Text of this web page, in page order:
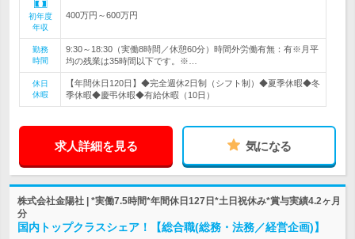
初年度
年収
400万円～600万円
勤務
時間
9:30～18:30（実働8時間／休憩60分）時間外労働有無：有※月平
均の残業は35時間以下です。※…
休日
休暇
【年間休日120日】◆完全週休2日制（シフト制）◆夏季休暇◆冬
季休暇◆慶弔休暇◆有給休暇（10日）
求人詳細を見る 気になる
株式会社金陽社 | *実働7.5時間*年間休日127日*土日祝休み*賞与実績4.2ヶ月
分
国内トップクラスシェア！【総合職(総務・法務／経営企画)】